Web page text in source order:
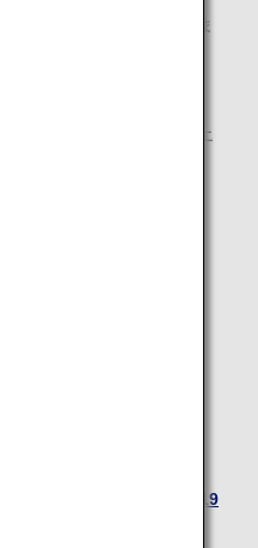
レード特典の併用はできま
まれる場合、プレミアムエ
絡ください。
エコノミーのご利用は2019
ます。